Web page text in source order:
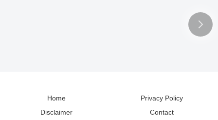
Home
Privacy Policy
Disclaimer
Contact